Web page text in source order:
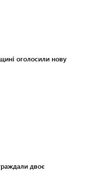
оголосили нову
двоє